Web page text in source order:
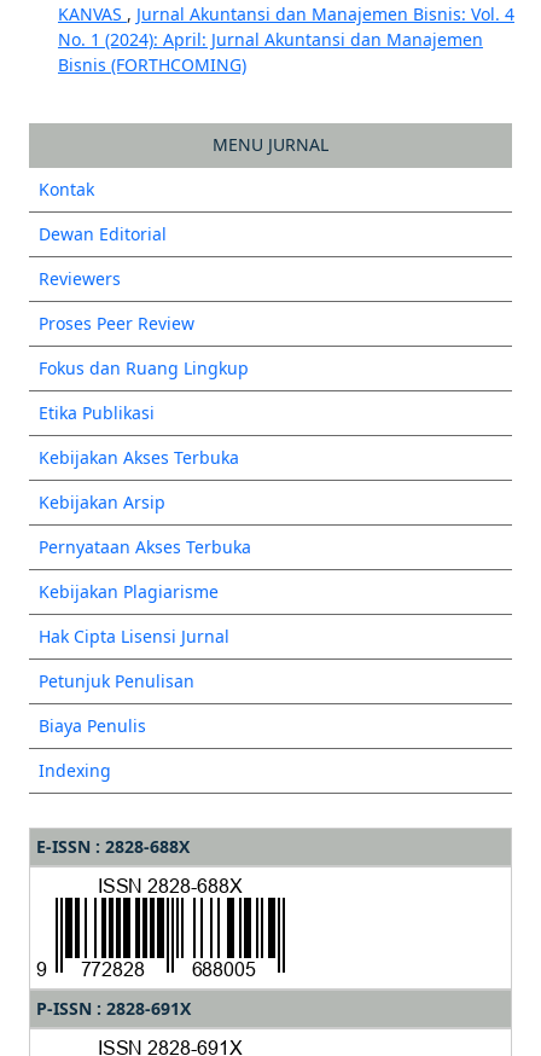
KANVAS , Jurnal Akuntansi dan Manajemen Bisnis: Vol. 4
No. 1 (2024): April: Jurnal Akuntansi dan Manajemen
Bisnis (FORTHCOMING)
MENU JURNAL
Kontak
Dewan Editorial
Reviewers
Proses Peer Review
Fokus dan Ruang Lingkup
Etika Publikasi
Kebijakan Akses Terbuka
Kebijakan Arsip
Pernyataan Akses Terbuka
Kebijakan Plagiarisme
Hak Cipta Lisensi Jurnal
Petunjuk Penulisan
Biaya Penulis
Indexing
E-ISSN : 2828-688X
P-ISSN : 2828-691X